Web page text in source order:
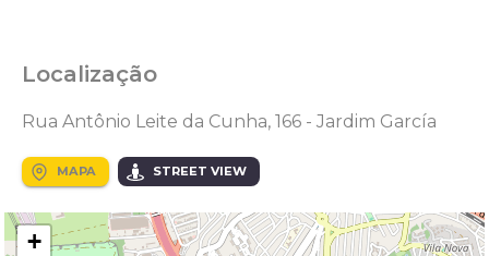
Localização
Rua Antônio Leite da Cunha, 166 - Jardim García
MAPA STREET VIEW
+